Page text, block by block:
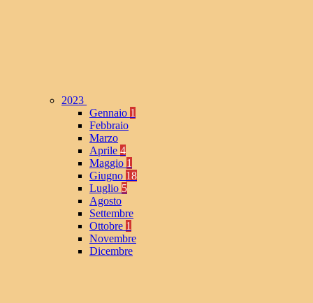
2023
Gennaio 1
Febbraio
Marzo
Aprile 4
Maggio 1
Giugno 18
Luglio 5
Agosto
Settembre
Ottobre 1
Novembre
Dicembre